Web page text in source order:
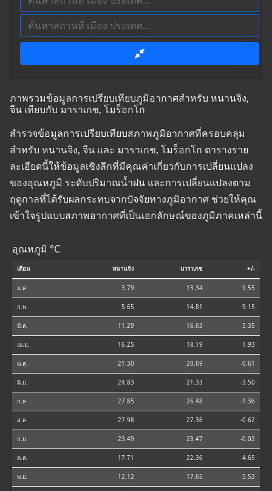
ภาพรวมข้อมูลการเปรียบเทียบภูมิอากาศสำหรับ หนานจิง,
จีน เทียบกับ มาราเกช, โมร็อกโก
สำรวจข้อมูลการเปรียบเทียบสภาพภูมิอากาศที่ครอบคลุม
สำหรับ หนานจิง, จีน และ มาราเกช, โมร็อกโก ตารางราย
ละเอียดนี้ให้ข้อมูลเชิงลึกที่มีคุณค่าเกี่ยวกับการเปลี่ยนแปลง
ของอุณหภูมิ ระดับปริมาณน้ำฝน และการเปลี่ยนแปลงตาม
ฤดูกาลที่ได้รับผลกระทบจากปัจจัยทางภูมิอากาศ ช่วยให้คุณ
เข้าใจรูปแบบสภาพอากาศที่เป็นเอกลักษณ์ของภูมิภาคเหล่านี้
อุณหภูมิ °C
เดือน หนานจิง มาราเกช +/-
ม.ค. 3.79 13.34 9.55
ก.พ. 5.65 14.81 9.15
มี.ค. 11.29 16.63 5.35
เม.ย. 16.25 18.19 1.93
พ.ค. 21.30 20.69 -0.61
มิ.ย. 24.83 21.33 -3.50
ก.ค. 27.85 26.48 -1.36
ส.ค. 27.98 27.36 -0.62
ก.ย. 23.49 23.47 -0.02
ต.ค. 17.71 22.36 4.65
พ.ย. 12.12 17.65 5.53